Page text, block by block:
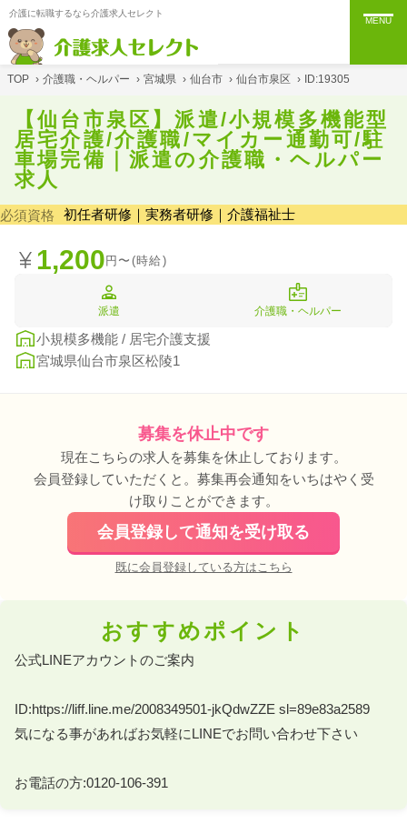
介護に転職するなら介護求人セレクト
MENU
TOP › 介護職・ヘルパー › 宮城県 › 仙台市 › 仙台市泉区 › ID:19305
【仙台市泉区】派遣/小規模多機能型
居宅介護/介護職/マイカー通勤可/駐
車場完備｜派遣の介護職・ヘルパー
求人
必須資格 初任者研修｜実務者研修｜介護福祉士
1,200円〜(時給)
派遣 介護職・ヘルパー
小規模多機能 / 居宅介護支援
宮城県仙台市泉区松陵1
募集を休止中です
現在こちらの求人を募集を休止しております。
会員登録していただくと。募集再会通知をいちはやく受
け取りことができます。
会員登録して通知を受け取る
既に会員登録している方はこちら
おすすめポイント
公式LINEアカウントのご案内
ID:https://liff.line.me/2008349501-jkQdwZZE sl=89e83a2589
気になる事があればお気軽にLINEでお問い合わせ下さい
お電話の方:0120-106-391